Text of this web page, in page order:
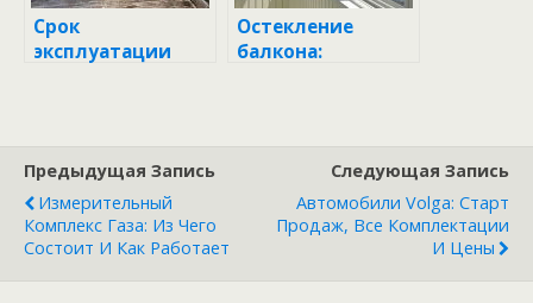
Срок
эксплуатации
помощнику
Остекление
балкона:
Предыдущая Запись
Измерительный
Комплекс Газа: Из Чего
Состоит И Как Работает
Следующая Запись
Автомобили Volga: Старт
Продаж, Все Комплектации
И Цены